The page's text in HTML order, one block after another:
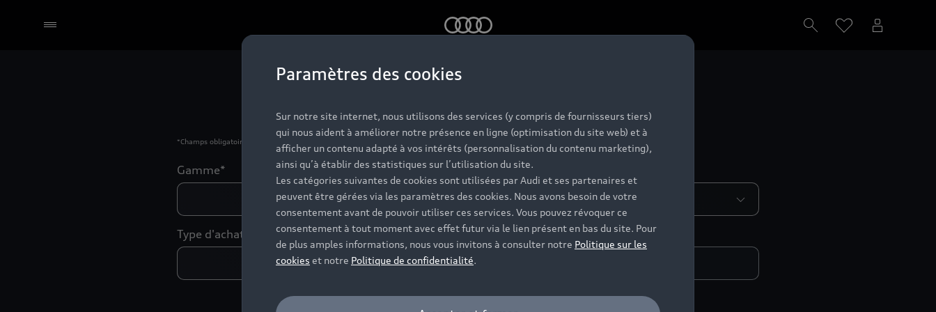
*Champs obligatoires
Gamme* Modèle*
Type d'achat* Code postal*
Paramètres des cookies
Sur notre site internet, nous utilisons des services (y compris de fournisseurs tiers)
qui nous aident à améliorer notre présence en ligne (optimisation du site web) et à
afficher un contenu adapté à vos intérêts (personnalisation du contenu marketing),
ainsi qu’à établir des statistiques sur l’utilisation du site.
Les catégories suivantes de cookies sont utilisées par Audi et ses partenaires et
peuvent être gérées via les paramètres des cookies. Nous avons besoin de votre
consentement avant de pouvoir utiliser ces services. Vous pouvez révoquer ce
consentement à tout moment avec effet futur via le lien présent en bas du site. Pour
de plus amples informations, nous vous invitons à consulter notre Politique sur les
cookies et notre Politique de confidentialité.